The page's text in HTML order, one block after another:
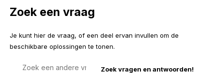
Zoek een vraag
Je kunt hier de vraag, of een deel ervan invullen om de
beschikbare oplossingen te tonen.